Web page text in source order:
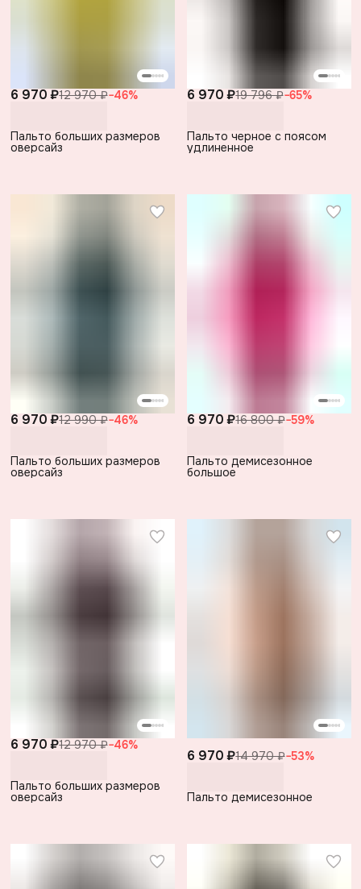
6 970 ₽12 970 ₽−46%
Пальто больших размеров
оверсайз
6 970 ₽19 796 ₽−65%
Пальто черное с поясом
удлиненное
6 970 ₽12 990 ₽−46%
Пальто больших размеров
оверсайз
6 970 ₽16 800 ₽−59%
Пальто демисезонное
большое
6 970 ₽12 970 ₽−46%
Пальто больших размеров
оверсайз
6 970 ₽14 970 ₽−53%
Пальто демисезонное